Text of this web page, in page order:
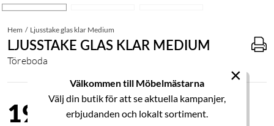
Välkommen till Möbelmästarna
Välj din butik för att se aktuella kampanjer,
erbjudanden och lokalt sortiment.
×
Hem Ljusstake glas klar Medium
LJUSSTAKE GLAS KLAR MEDIUM
Töreboda
199,00 kr